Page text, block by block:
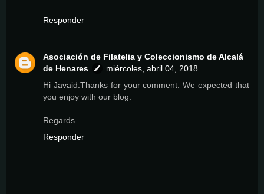
Responder
Asociación de Filatelia y Coleccionismo de Alcalá
de Henares
miércoles, abril 04, 2018
Hi Javaid.Thanks for your comment. We expected that
you enjoy with our blog.
Regards
Responder